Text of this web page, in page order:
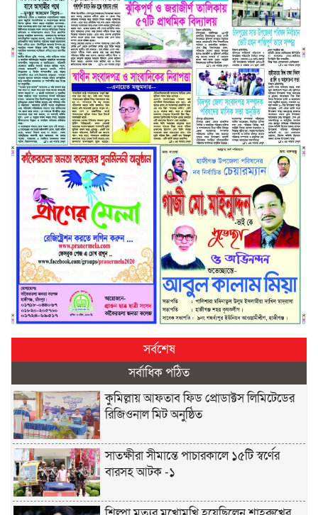
সর্বশেষ
সর্বাধিক পঠিত
কুমিল্লায় আফতাব ফিড প্রোডাক্টস লিমিটেডের
রিজিওনাল মিট অনুষ্ঠিত
সাতক্ষীরা সীমান্তে পাচারকালে ১৫টি স্বর্ণের
বারসহ আটক -১